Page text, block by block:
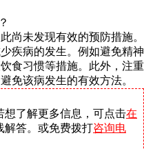
尚未发现有效的预防措施。
疾病的发生。例如避免精神
食习惯等措施。此外，注重
免该病发生的有效方法。
想了解更多信息，可点击在
解答。或免费拨打咨询电